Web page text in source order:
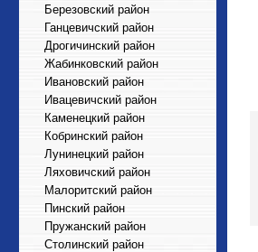
Березовский район
Ганцевичский район
Дрогичинский район
Жабинковский район
Ивановский район
Ивацевичский район
Каменецкий район
Кобринский район
Лунинецкий район
Ляховичский район
Малоритский район
Пинский район
Пружанский район
Столинский район